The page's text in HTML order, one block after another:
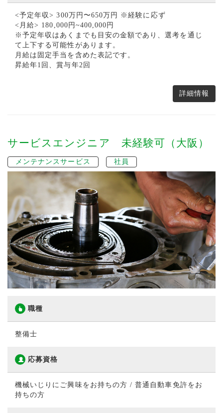
<予定年収> 300万円〜650万円 ※経験に応ず
<月給> 180,000円~400,000円
※予定年収はあくまでも目安の金額であり、選考を通じ
て上下する可能性があります。
月給は固定手当を含めた表記です。
昇給年1回、賞与年2回
詳細情報
サービスエンジニア 未経験可（大阪）
メンテナンスサービス 社員
職種
整備士
応募資格
機械いじりにご興味をお持ちの方 / 普通自動車免許をお
持ちの方